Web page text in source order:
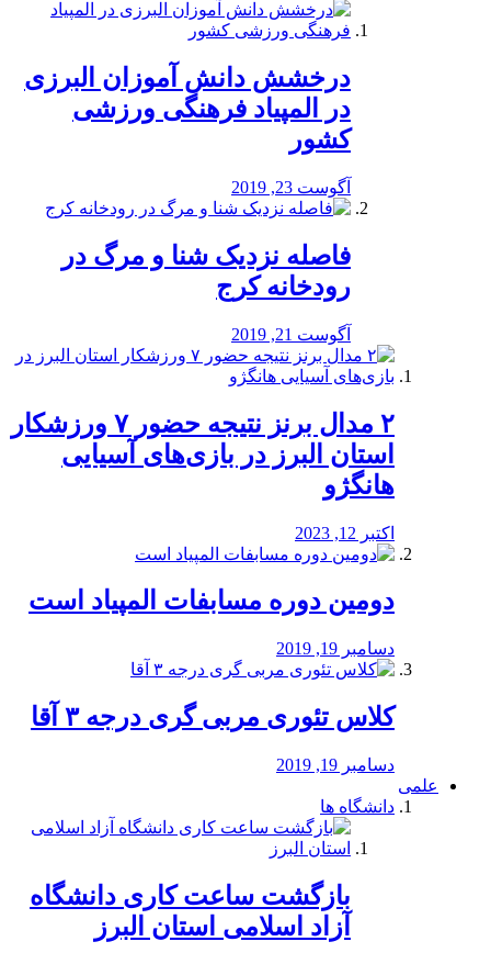
درخشش دانش آموزان البرزی
در المپیاد فرهنگی ورزشی
کشور
آگوست 23, 2019
️فاصله نزدیک شنا و مرگ در
رودخانه کرج
آگوست 21, 2019
۲ مدال برنز نتیجه حضور ۷ ورزشکار
استان البرز در بازی‌های آسیایی
هانگژو
اکتبر 12, 2023
دومین دوره مسابفات المپیاد است
دسامبر 19, 2019
کلاس تئوری مربی گری درجه ۳ آقا
دسامبر 19, 2019
علمی
دانشگاه ها
بازگشت ساعت کاری دانشگاه
آزاد اسلامی استان البرز